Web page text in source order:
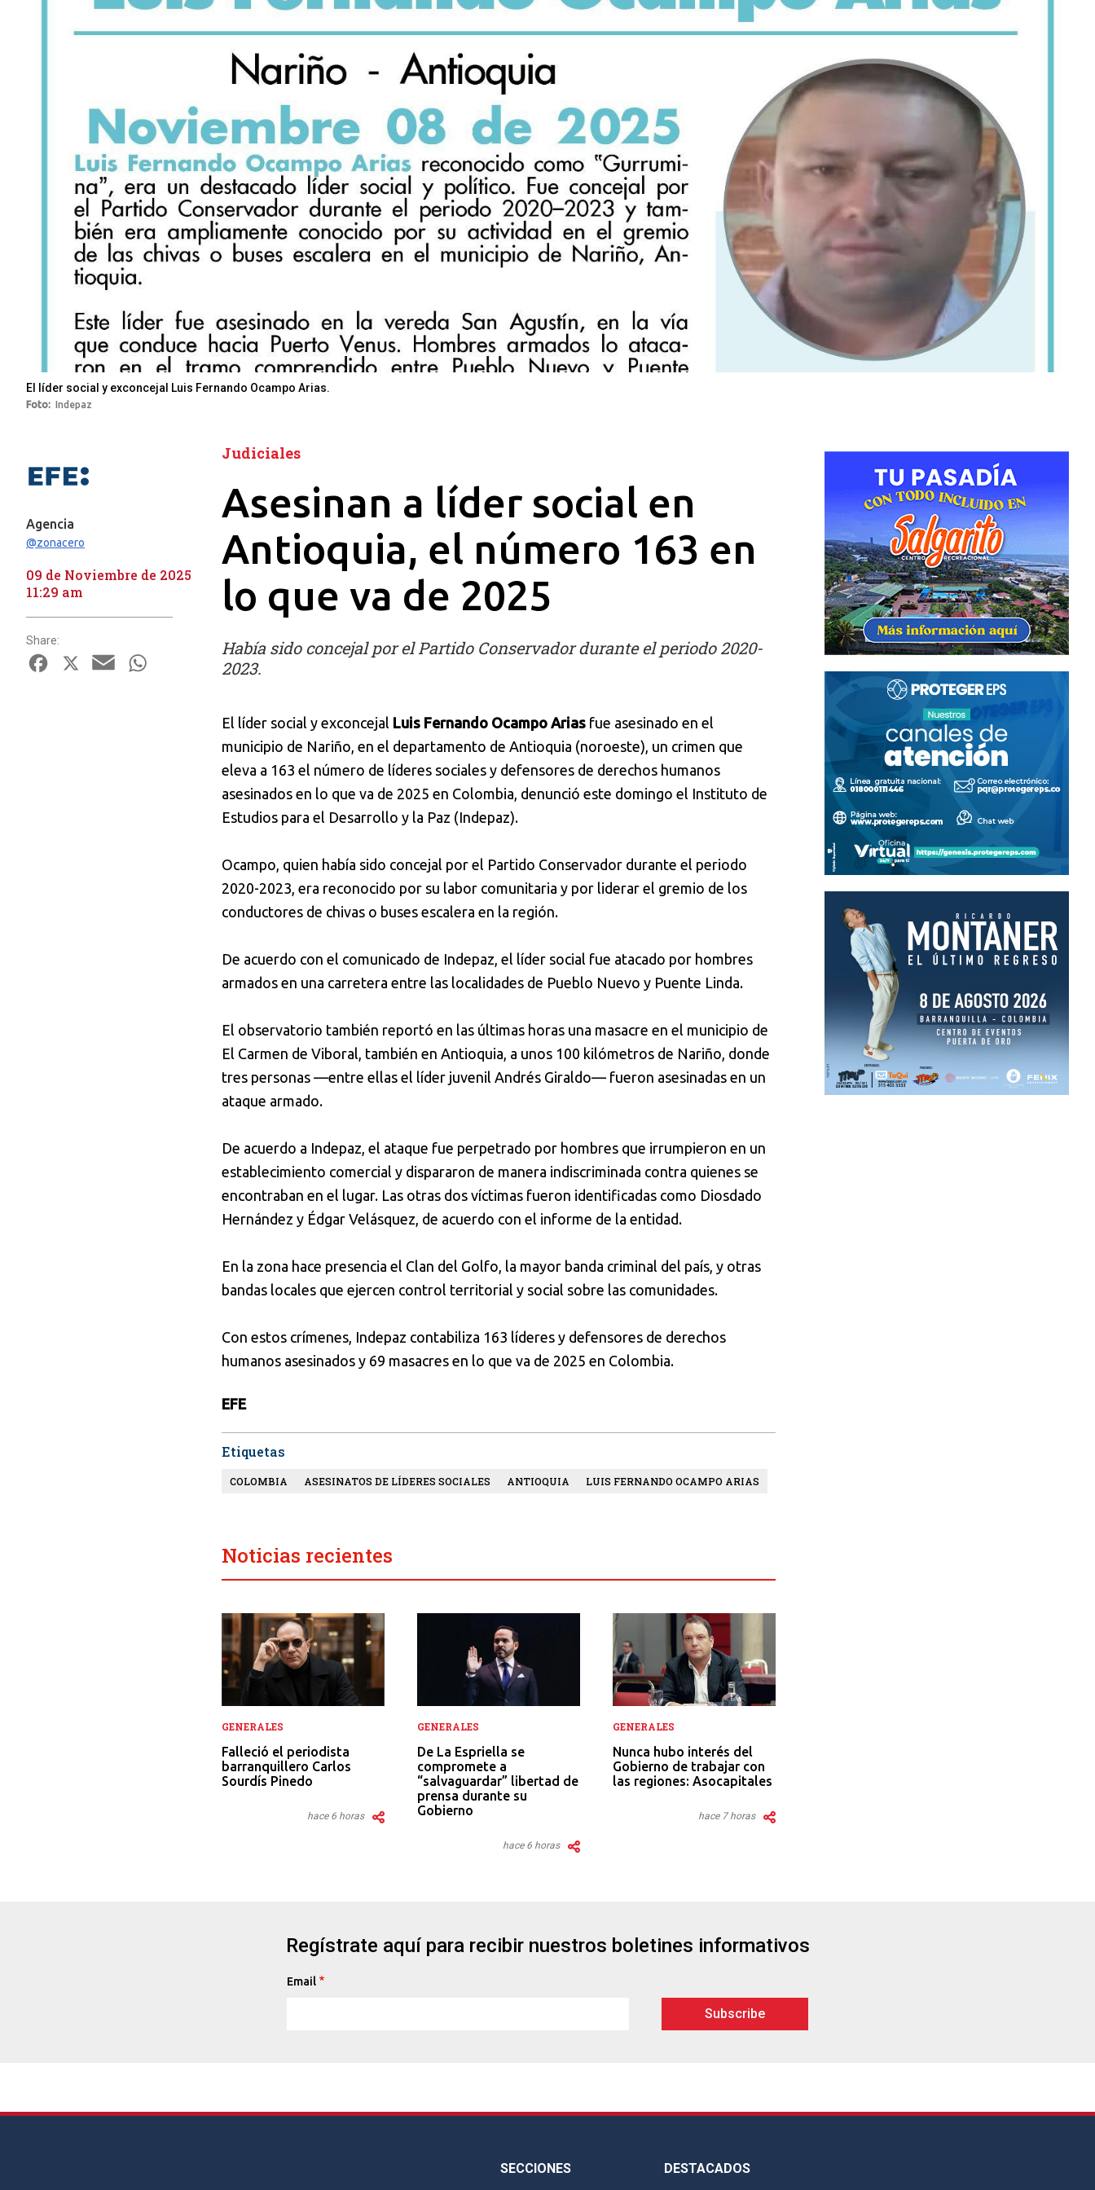
El líder social y exconcejal Luis Fernando Ocampo Arias.
Foto Indepaz
Agencia
@zonacero
09 de Noviembre de 2025
11:29 am
Share:
Facebook
X EmailWhatsApp
Judiciales
Asesinan a líder social en
Antioquia, el número 163 en
lo que va de 2025
Había sido concejal por el Partido Conservador durante el periodo 2020-
2023.
El líder social y exconcejal Luis Fernando Ocampo Arias fue asesinado en el
municipio de Nariño, en el departamento de Antioquia (noroeste), un crimen que
eleva a 163 el número de líderes sociales y defensores de derechos humanos
asesinados en lo que va de 2025 en Colombia, denunció este domingo el Instituto de
Estudios para el Desarrollo y la Paz (Indepaz).
Ocampo, quien había sido concejal por el Partido Conservador durante el periodo
2020-2023, era reconocido por su labor comunitaria y por liderar el gremio de los
conductores de chivas o buses escalera en la región.
De acuerdo con el comunicado de Indepaz, el líder social fue atacado por hombres
armados en una carretera entre las localidades de Pueblo Nuevo y Puente Linda.
El observatorio también reportó en las últimas horas una masacre en el municipio de
El Carmen de Viboral, también en Antioquia, a unos 100 kilómetros de Nariño, donde
tres personas —entre ellas el líder juvenil Andrés Giraldo— fueron asesinadas en un
ataque armado.
De acuerdo a Indepaz, el ataque fue perpetrado por hombres que irrumpieron en un
establecimiento comercial y dispararon de manera indiscriminada contra quienes se
encontraban en el lugar. Las otras dos víctimas fueron identificadas como Diosdado
Hernández y Édgar Velásquez, de acuerdo con el informe de la entidad.
En la zona hace presencia el Clan del Golfo, la mayor banda criminal del país, y otras
bandas locales que ejercen control territorial y social sobre las comunidades.
Con estos crímenes, Indepaz contabiliza 163 líderes y defensores de derechos
humanos asesinados y 69 masacres en lo que va de 2025 en Colombia.
EFE
Etiquetas
COLOMBIA ASESINATOS DE LÍDERES SOCIALES ANTIOQUIA LUIS FERNANDO OCAMPO ARIAS
Noticias recientes
GENERALES
Falleció el periodista
barranquillero Carlos
Sourdís Pinedo
hace 6 horas
GENERALES
De La Espriella se
compromete a
“salvaguardar” libertad de
prensa durante su
Gobierno
hace 6 horas
GENERALES
Nunca hubo interés del
Gobierno de trabajar con
las regiones: Asocapitales
hace 7 horas
Regístrate aquí para recibir nuestros boletines informativos
Email
SECCIONES DESTACADOS